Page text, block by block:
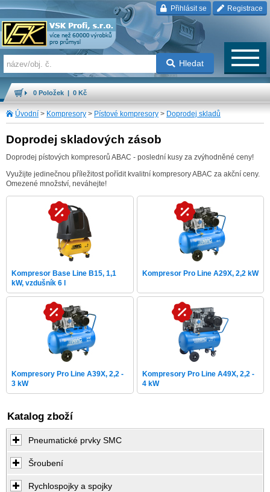
Přihlásit se Registrace
Hledat
0 Položek | 0 Kč
Úvodní > Kompresory > Pístové kompresory > Doprodej skladů
Doprodej skladových zásob
Doprodej pístových kompresorů ABAC - poslední kusy za zvýhodněné ceny!
Využijte jedinečnou příležitost pořídit kvalitní kompresory ABAC za akční ceny.
Omezené množství, neváhejte!
Kompresor Base Line B15, 1,1
kW, vzdušník 6 l
Kompresor Pro Line A29X, 2,2 kW
Kompresory Pro Line A39X, 2,2 -
3 kW
Kompresory Pro Line A49X, 2,2 -
4 kW
Katalog zboží
Pneumatické prvky SMC
Šroubení
Rychlospojky a spojky